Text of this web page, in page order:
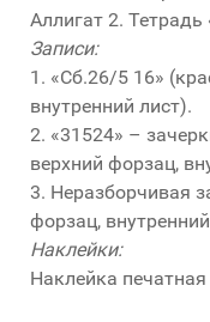
Аллигат 2.
Записи:
1. «Сб.26/5 16»
внутренний лист).
2. «31524» –
верхний форзац,
3. Неразборчивая
форзац,
Наклейки:
Наклейка